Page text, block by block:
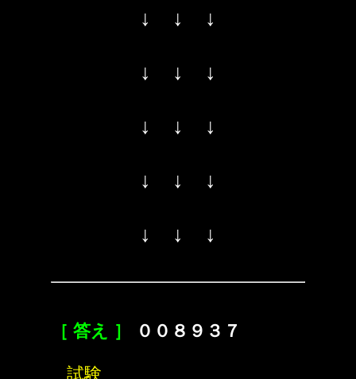
↓ ↓ ↓
↓ ↓ ↓
↓ ↓ ↓
↓ ↓ ↓
↓ ↓ ↓
［ 答え ］ ００８９３７
試験